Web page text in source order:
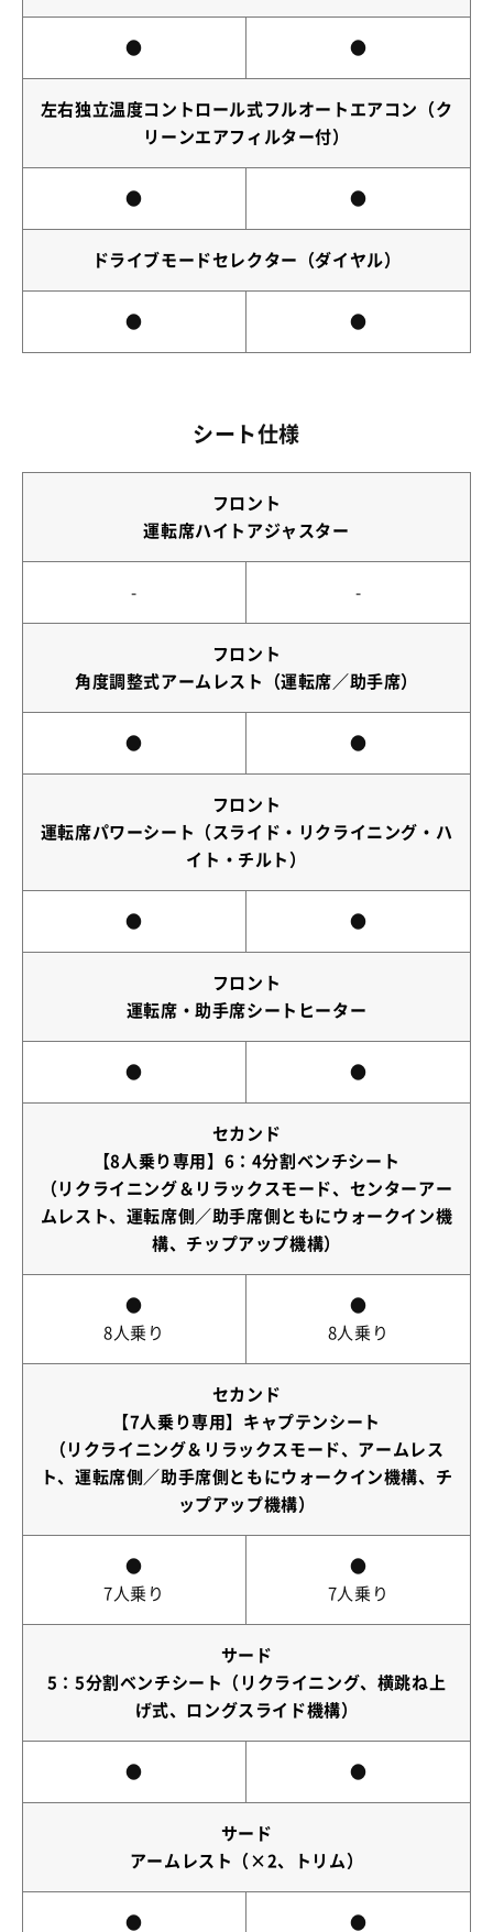
● ●
左右独立温度コントロール式フルオートエアコン（ク
リーンエアフィルター付）
● ●
ドライブモードセレクター（ダイヤル）
● ●
シート仕様
フロント
運転席ハイトアジャスター
- -
フロント
角度調整式アームレスト（運転席／助手席）
● ●
フロント
運転席パワーシート（スライド・リクライニング・ハ
イト・チルト）
● ●
フロント
運転席・助手席シートヒーター
● ●
セカンド
【8人乗り専用】6：4分割ベンチシート
（リクライニング＆リラックスモード、センターアー
ムレスト、運転席側／助手席側ともにウォークイン機
構、チップアップ機構）
●
8人乗り
●
8人乗り
セカンド
【7人乗り専用】キャプテンシート
（リクライニング＆リラックスモード、アームレス
ト、運転席側／助手席側ともにウォークイン機構、チ
ップアップ機構）
●
7人乗り
●
7人乗り
サード
5：5分割ベンチシート（リクライニング、横跳ね上
げ式、ロングスライド機構）
● ●
サード
アームレスト（×2、トリム）
● ●